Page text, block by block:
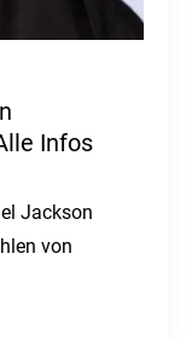
Infos
Jackson
von